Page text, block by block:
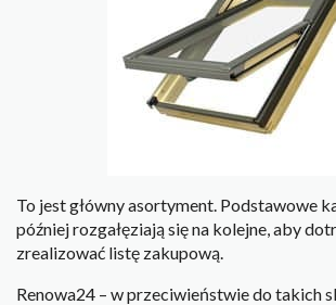
To jest główny asortyment. Podstawowe
później rozgałęziają się na kolejne, aby
zrealizować listę zakupową.
Renowa24 – w przeciwieństwie do takich